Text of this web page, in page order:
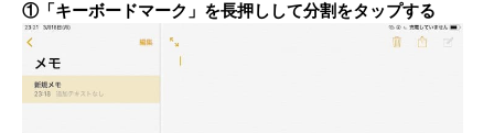
①「キーボードマーク」を長押しして分割をタップする